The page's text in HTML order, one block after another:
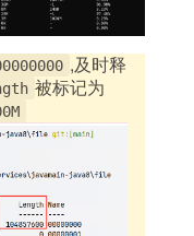
,及时释
被标记为